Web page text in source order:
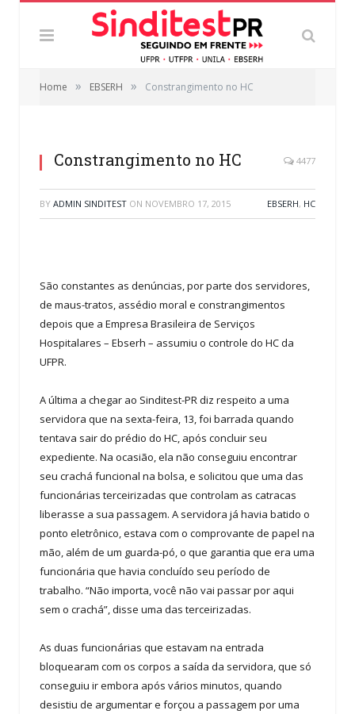
Home » EBSERH » Constrangimento no HC
Constrangimento no HC 4477
BY ADMIN SINDITEST ON NOVEMBRO 17, 2015 EBSERH, HC
São constantes as denúncias, por parte dos servidores,
de maus-tratos, assédio moral e constrangimentos
depois que a Empresa Brasileira de Serviços
Hospitalares – Ebserh – assumiu o controle do HC da
UFPR.
A última a chegar ao Sinditest-PR diz respeito a uma
servidora que na sexta-feira, 13, foi barrada quando
tentava sair do prédio do HC, após concluir seu
expediente. Na ocasião, ela não conseguiu encontrar
seu crachá funcional na bolsa, e solicitou que uma das
funcionárias terceirizadas que controlam as catracas
liberasse a sua passagem. A servidora já havia batido o
ponto eletrônico, estava com o comprovante de papel na
mão, além de um guarda-pó, o que garantia que era uma
funcionária que havia concluído seu período de
trabalho. “Não importa, você não vai passar por aqui
sem o crachá”, disse uma das terceirizadas.
As duas funcionárias que estavam na entrada
bloquearam com os corpos a saída da servidora, que só
conseguiu ir embora após vários minutos, quando
desistiu de argumentar e forçou a passagem por uma